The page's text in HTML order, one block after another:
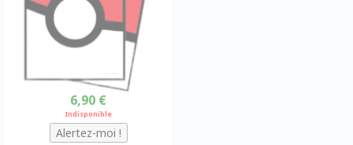
6,90 €
Indisponible